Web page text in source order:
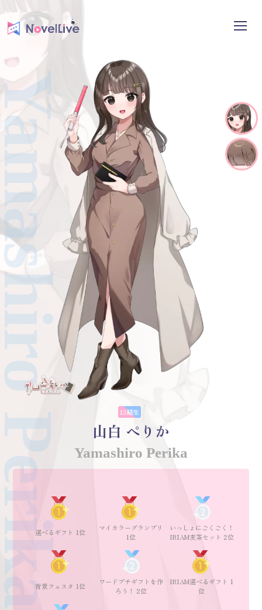
13期生
山白 ぺりか
Yamashiro Perika
Perika
選べるギフト 1位
マイカラーグランプリ
1位
いっしょにごくごく！
IRIAM麦茶セット 2位
背景フェスタ 1位
ワードプチギフトを作
ろう！ 2位
IRIAM選べるギフト 1
位